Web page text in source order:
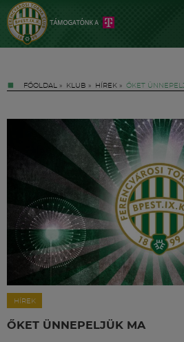
FŐOLDAL » KLUB » HÍREK » ŐKET
HÍREK
ŐKET ÜNNEPELJÜK MA
Jegyek
FM YouTube +
Hírek
Labdarúgás